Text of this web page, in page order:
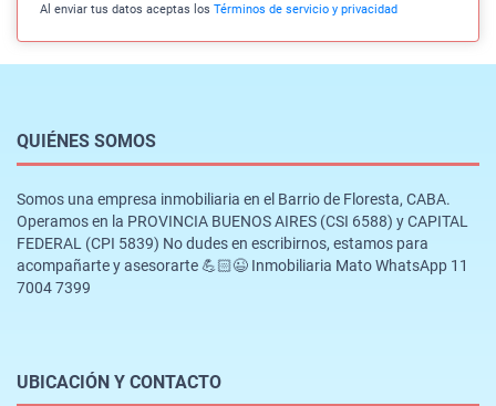
Al enviar tus datos aceptas los Términos de servicio y privacidad
QUIÉNES SOMOS
Somos una empresa inmobiliaria en el Barrio de Floresta, CABA.
Operamos en la PROVINCIA BUENOS AIRES (CSI 6588) y CAPITAL
FEDERAL (CPI 5839) No dudes en escribirnos, estamos para
acompañarte y asesorarte 💪🏻😉 Inmobiliaria Mato WhatsApp 11
7004 7399
UBICACIÓN Y CONTACTO